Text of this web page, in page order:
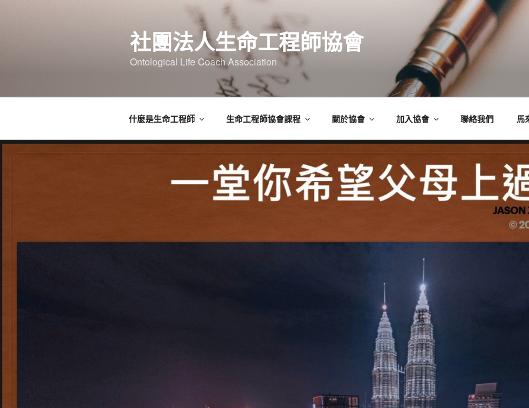
社團法人生命工程師協會
Ontological Life Coach Association
什麼是生命工程師 生命工程師協會課程 關於協會 加入協會 聯絡我們 馬